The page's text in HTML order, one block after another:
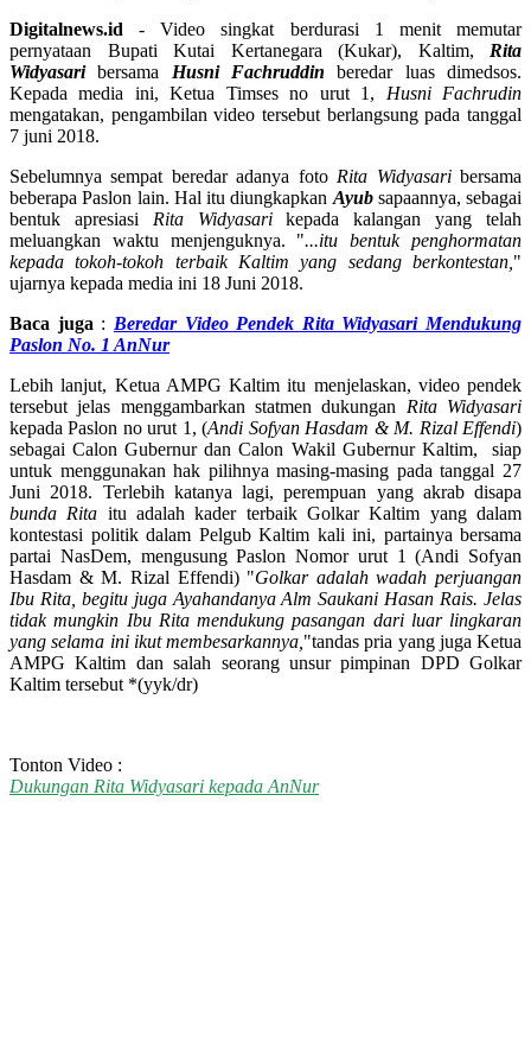
Digitalnews.id - Video singkat berdurasi 1 menit memutar
pernyataan Bupati Kutai Kertanegara (Kukar), Kaltim, Rita
Widyasaribersama Husni Fachruddin beredar luas dimedsos.
Kepada media ini, Ketua Timses no urut 1, Husni Fachrudin
mengatakan, pengambilan video tersebut berlangsung pada tanggal
7 juni 2018.
Sebelumnya sempat beredar adanya foto Rita Widyasaribersama
beberapa Paslon lain. Hal itu diungkapkan Ayubsapaannya, sebagai
bentuk apresiasi Rita Widyasarikepada kalangan yang telah
meluangkan waktu menjenguknya. "...itu bentuk penghormatan
kepada tokoh-tokoh terbaik Kaltim yang sedang berkontestan, "
ujarnya kepada media ini 18 Juni 2018.
Baca juga : Beredar Video Pendek Rita Widyasari Mendukung
Paslon No. 1 AnNur
Lebih lanjut, Ketua AMPG Kaltim itu menjelaskan, video pendek
tersebut jelas menggambarkan statmen dukungan Rita Widyasari
kepada Paslon no urut 1, (Andi Sofyan Hasdam & M. Rizal Effendi)
sebagai Calon Gubernur dan Calon Wakil Gubernur Kaltim, siap
untuk menggunakan hak pilihnya masing-masing pada tanggal 27
Juni 2018. Terlebih katanya lagi, perempuan yang akrab disapa
bunda Rita itu adalah kader terbaik Golkar Kaltim yang dalam
kontestasi politik dalam Pelgub Kaltim kali ini, partainya bersama
partai NasDem, mengusung Paslon Nomor urut 1 (Andi Sofyan
Hasdam & M. Rizal Effendi) "Golkar adalah wadah perjuangan
Ibu Rita, begitu juga Ayahandanya Alm Saukani Hasan Rais. Jelas
tidak mungkin Ibu Rita mendukung pasangan dari luar lingkaran
yang selama ini ikut membesarkannya, "tandas pria yang juga Ketua
AMPG Kaltim dan salah seorang unsur pimpinan DPD Golkar
Kaltim tersebut *(yyk/dr)
Tonton Video :
Dukungan Rita Widyasari kepada AnNur